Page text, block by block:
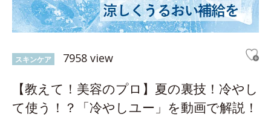
スキンケア 7958 view
【教えて！美容のプロ】夏の裏技！冷やし
て使う！？「冷やしユー」を動画で解説！